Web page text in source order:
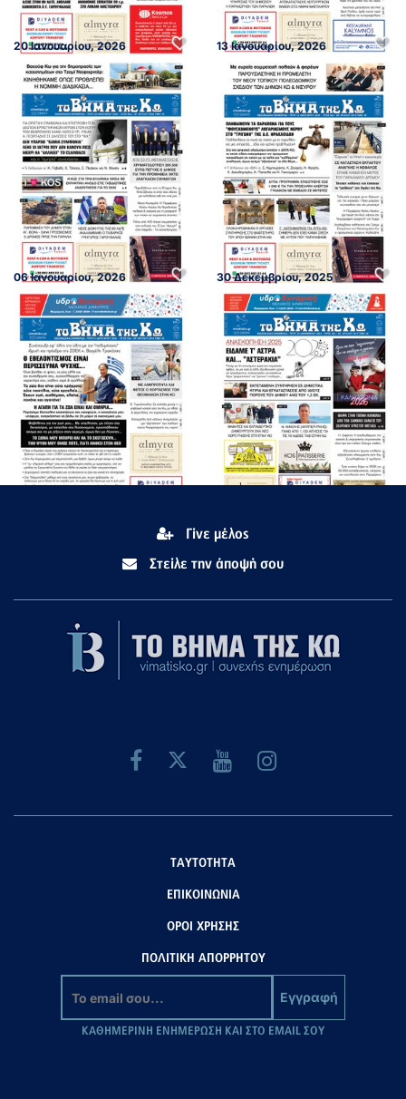
20 Ιανουαρίου, 2026 13 Ιανουαρίου, 2026
06 Ιανουαρίου, 2026 30 Δεκεμβρίου, 2025
Γίνε μέλος
Στείλε την άποψή σου
ΤΑΥΤΟΤΗΤΑ
ΕΠΙΚΟΙΝΩΝΙΑ
ΟΡΟΙ ΧΡΗΣΗΣ
ΠΟΛΙΤΙΚΗ ΑΠΟΡΡΗΤΟΥ
Εγγραφή
ΚΑΘΗΜΕΡΙΝΗ ΕΝΗΜΕΡΩΣΗ ΚΑΙ ΣΤΟ EMAIL ΣΟΥ